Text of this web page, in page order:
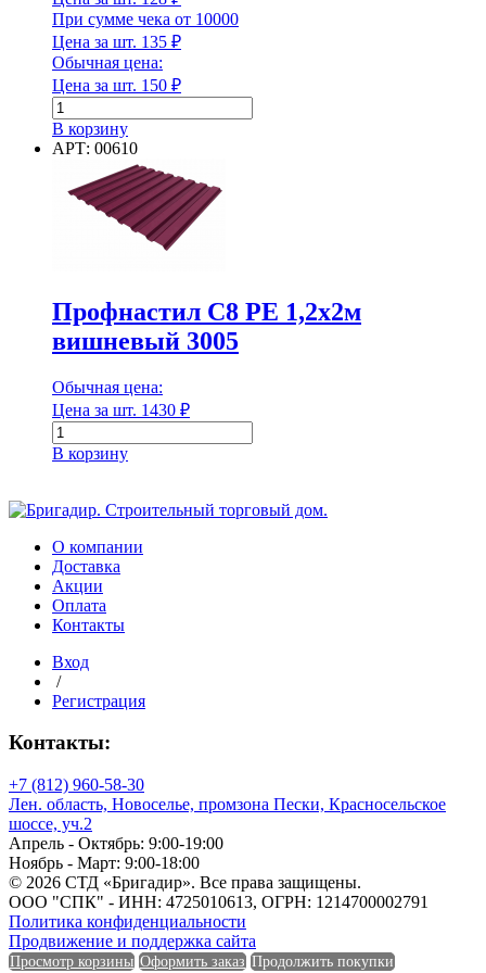
При сумме чека от 10000
Цена за шт. 135 ₽
Обычная цена:
Цена за шт. 150 ₽
Количество
товара
Манжета
колодцев
В корзину
АРТ: 00610
Профнастил С8 РЕ 1,2х2м
вишневый 3005
Обычная цена:
Цена за шт. 1430 ₽
Количество
товара
Профнастил
РЕ
вишневый
3005
В корзину
О компании
Доставка
Акции
Оплата
Контакты
Вход
/
Регистрация
Контакты:
+7 (812) 960-58-30
Лен. область, Новоселье, промзона Пески, Красносельское
шоссе, уч.2
Апрель - Октябрь: 9:00-19:00
Ноябрь - Март: 9:00-18:00
© 2026 СТД «Бригадир». Все права защищены.
ООО "СПК" - ИНН: 4725010613, ОГРН: 1214700002791
Политика конфиденциальности
Продвижение и поддержка сайта
Просмотр корзины Оформить заказ Продолжить покупки